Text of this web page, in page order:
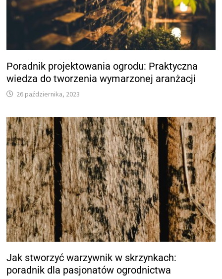
Poradnik projektowania ogrodu: Praktyczna
wiedza do tworzenia wymarzonej aranżacji
26 października, 2023
Jak stworzyć warzywnik w skrzynkach:
poradnik dla pasjonatów ogrodnictwa